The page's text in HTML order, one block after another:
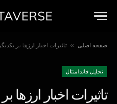
صفحه اصلی » تاثیرات اخبار ارزها بر یکدیگر
تحليل فاندامنتال
تاثیرات اخبار ارزها